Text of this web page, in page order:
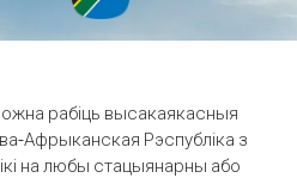
рабіць высакаякасныя
Афрыканская Рэспубліка з
на любы стацыянарны або